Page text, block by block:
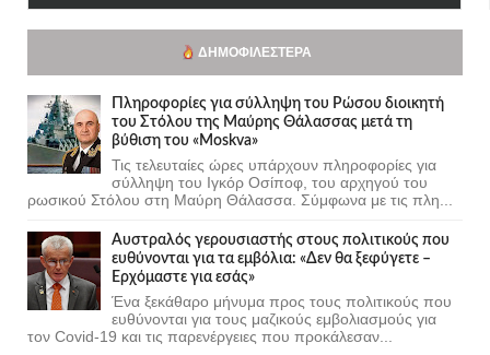
ΔΗΜΟΦΙΛΈΣΤΕΡΑ
Πληροφορίες για σύλληψη του Ρώσου διοικητή
του Στόλου της Mαύρης Θάλασσας μετά τη
βύθιση του «Moskva»
Τις τελευταίες ώρες υπάρχουν πληροφορίες για
σύλληψη του Ιγκόρ Οσίποφ, του αρχηγού του
ρωσικού Στόλου στη Μαύρη Θάλασσα. Σύμφωνα με τις πλη...
Αυστραλός γερουσιαστής στους πολιτικούς που
ευθύνονται για τα εμβόλια: «Δεν θα ξεφύγετε –
Ερχόμαστε για εσάς»
Ένα ξεκάθαρο μήνυμα προς τους πολιτικούς που
ευθύνονται για τους μαζικούς εμβολιασμούς για
τον Covid-19 και τις παρενέργειες που προκάλεσαν...